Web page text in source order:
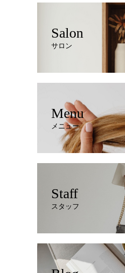
Salon
サロン
Menu
メニュー
Staff
スタッフ